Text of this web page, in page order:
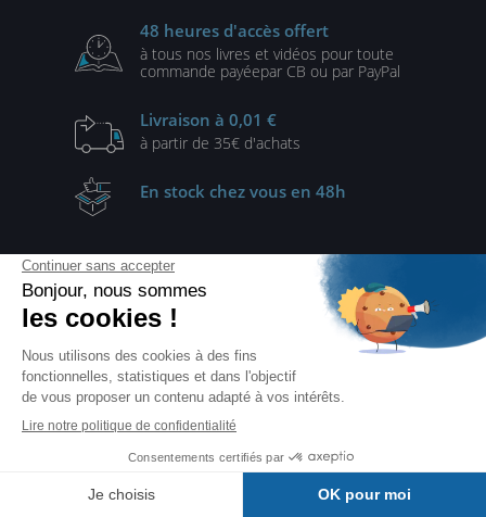
48 heures d'accès offert
à tous nos livres et vidéos pour toute
commande payéepar CB ou par PayPal
Livraison à 0,01 €
à partir de 35€ d'achats
En stock chez vous en 48h
Inscrivez-vous à notre newsletter
voir notre politique de protection des données
je m'inscris